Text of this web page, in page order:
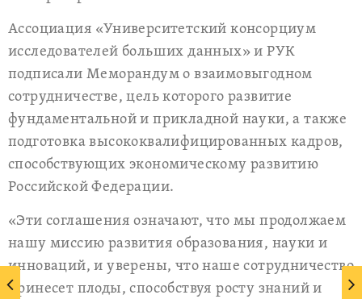
Ассоциация «Университетский консорциум
исследователей больших данных» и РУК
подписали Меморандум о взаимовыгодном
сотрудничестве, цель которого развитие
фундаментальной и прикладной науки, а также
подготовка высококвалифицированных кадров,
способствующих экономическому развитию
Российской Федерации.
«Эти соглашения означают, что мы продолжаем
нашу миссию развития образования, науки и
инноваций, и уверены, что наше сотрудничество
принесет плоды, способствуя росту знаний и